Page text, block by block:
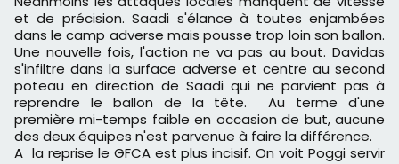
et de précision. Saadi s'élance à toutes enjambées
dans le camp adverse mais pousse trop loin son ballon.
Une nouvelle fois, l'action ne va pas au bout. Davidas
s'infiltre dans la surface adverse et centre au second
poteau en direction de Saadi qui ne parvient pas à
reprendre le ballon de la tête. Au terme d'une
première mi-temps faible en occasion de but, aucune
des deux équipes n'est parvenue à faire la différence.
A la reprise le GFCA est plus incisif. On voit Poggi servir